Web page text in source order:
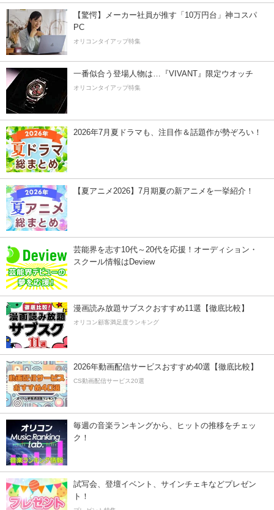
【驚愕】メーカー社員が推す「10万円台」神コスパ
PC
オリコンタイアップ特集
一番似合う登場人物は…『VIVANT』限定ウオッチ
オリコンタイアップ特集
2026年7月夏ドラマも、注目作＆話題作が勢ぞろい！
【夏アニメ2026】7月期夏の新アニメを一挙紹介！
芸能界を志す10代～20代を応援！オーディション・
スクール情報はDeview
漫画読み放題サブスクおすすめ11選【徹底比較】
オリコン顧客満足度ランキング
2026年動画配信サービスおすすめ40選【徹底比較】
CS動画配信サービス20選
毎週の音楽ランキングから、ヒットの推移をチェッ
ク！
試写会、登壇イベント、サインチェキなどプレゼン
ト！